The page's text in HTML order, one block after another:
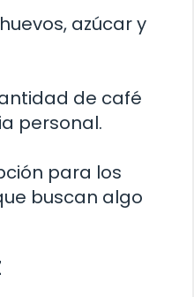
azúcar y
de café
personal.
para los
buscan algo